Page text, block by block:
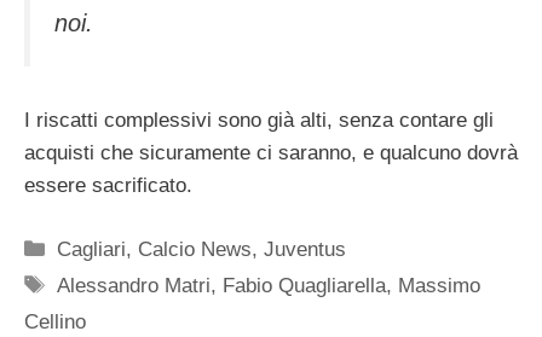
noi.
I riscatti complessivi sono già alti, senza contare gli
acquisti che sicuramente ci saranno, e qualcuno dovrà
essere sacrificato.
Categorie
Cagliari, Calcio News,Juventus
Tag
Alessandro Matri, Fabio Quagliarella, Massimo
Cellino